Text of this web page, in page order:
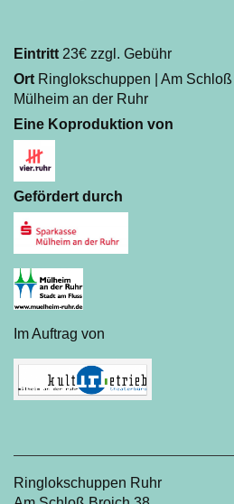
Eintritt 23€ zzgl. Gebühr
Ort Ringlokschuppen | Am
Mülheim an der Ruhr
Eine Koproduktion von
Gefördert durch
Im Auftrag von
Ringlokschuppen Ruhr